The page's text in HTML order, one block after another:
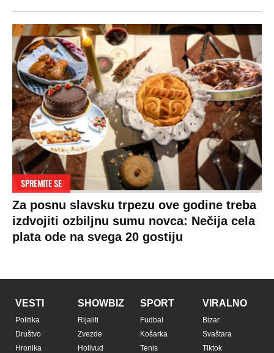
SPREMITE SE
Za posnu slavsku trpezu ove godine treba
izdvojiti ozbiljnu sumu novca: Nečija cela
plata ode na svega 20 gostiju
VESTI
Politika
Društvo
Hronika
SHOWBIZ
Rijaliti
Zvezde
Holivud
SPORT
Fudbal
Košarka
Tenis
VIRALNO
Bizar
Svaštara
Tiktok